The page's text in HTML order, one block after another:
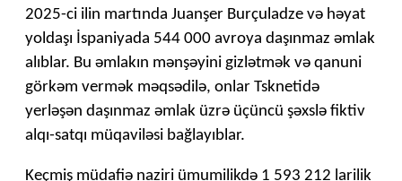
2025-ci ilin martında Juanşer Burçuladze və həyat
yoldaşı İspaniyada 544 000 avroya daşınmaz əmlak
alıblar. Bu əmlakın mənşəyini gizlətmək və qanuni
görkəm vermək məqsədilə, onlar Tsknetidə
yerləşən daşınmaz əmlak üzrə üçüncü şəxslə fiktiv
alqı-satqı müqaviləsi bağlayıblar.
Keçmiş müdafiə naziri ümumilikdə 1 593 212 larilik